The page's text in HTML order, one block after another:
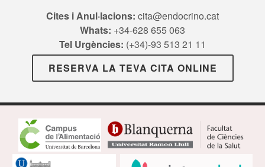
Cites i Anul·lacions: cita@endocrino.cat
Whats: +34-628 655 063
Tel Urgències: (+34)-93 513 21 11
RESERVA LA TEVA CITA ONLINE